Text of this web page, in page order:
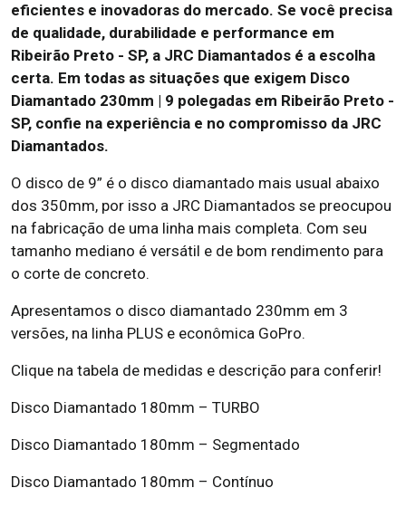
eficientes e inovadoras do mercado. Se você precisa
de qualidade, durabilidade e performance em
Ribeirão Preto - SP, a JRC Diamantados é a escolha
certa. Em todas as situações que exigem Disco
Diamantado 230mm | 9 polegadas em Ribeirão Preto -
SP, confie na experiência e no compromisso da JRC
Diamantados.
O disco de 9” é o disco diamantado mais usual abaixo
dos 350mm, por isso a JRC Diamantados se preocupou
na fabricação de uma linha mais completa. Com seu
tamanho mediano é versátil e de bom rendimento para
o corte de concreto.
Apresentamos o disco diamantado 230mm em 3
versões, na linha PLUS e econômica GoPro.
Clique na tabela de medidas e descrição para conferir!
Disco Diamantado 180mm – TURBO
Disco Diamantado 180mm – Segmentado
Disco Diamantado 180mm – Contínuo